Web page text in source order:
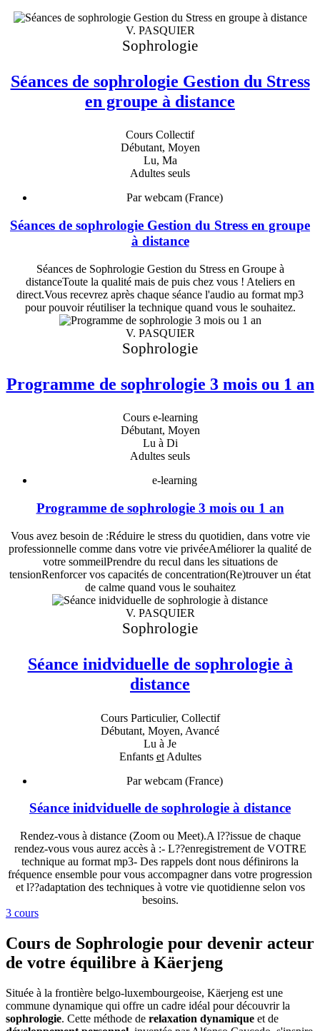
V. PASQUIER
Sophrologie
Séances de sophrologie Gestion du Stress
en groupe à distance
Cours Collectif
Débutant, Moyen
Lu, Ma
Adultes seuls
Par webcam (France)
Séances de sophrologie Gestion du Stress en groupe
à distance
Séances de Sophrologie Gestion du Stress en Groupe à
distanceToute la qualité mais de puis chez vous ! Ateliers en
direct.Vous recevrez après chaque séance l'audio au format mp3
pour pouvoir réutiliser la technique quand vous le souhaitez.
V. PASQUIER
Sophrologie
Programme de sophrologie 3 mois ou 1 an
Cours e-learning
Débutant, Moyen
Lu à Di
Adultes seuls
e-learning
Programme de sophrologie 3 mois ou 1 an
Vous avez besoin de :Réduire le stress du quotidien, dans votre vie
professionnelle comme dans votre vie privéeAméliorer la qualité de
votre sommeilPrendre du recul dans les situations de
tensionRenforcer vos capacités de concentration(Re)trouver un état
de calme quand vous le souhaitez
V. PASQUIER
Sophrologie
Séance inidviduelle de sophrologie à
distance
Cours Particulier, Collectif
Débutant, Moyen, Avancé
Lu à Je
Enfants etAdultes
Par webcam (France)
Séance inidviduelle de sophrologie à distance
Rendez-vous à distance (Zoom ou Meet).A l??issue de chaque
rendez-vous vous aurez accès à :- L??enregistrement de VOTRE
technique au format mp3- Des rappels dont nous définirons la
fréquence ensemble pour vous accompagner dans votre progression
et l??adaptation des techniques à votre vie quotidienne selon vos
besoins.
3 cours
Cours de Sophrologie pour devenir acteur
de votre équilibre à Käerjeng
Située à la frontière belgo-luxembourgeoise, Käerjeng est une
commune dynamique qui offre un cadre idéal pour découvrir la
sophrologie. Cette méthode de relaxation dynamique et de